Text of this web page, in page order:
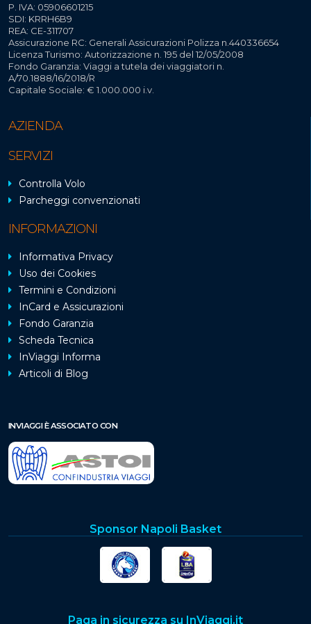
P. IVA: 05906601215
SDI: KRRH6B9
REA: CE-311707
Assicurazione RC: Generali Assicurazioni Polizza n.440336654
Licenza Turismo: Autorizzazione n. 195 del 12/05/2008
Fondo Garanzia: Viaggi a tutela dei viaggiatori n.
A/70.1888/16/2018/R
Capitale Sociale: € 1.000.000 i.v.
AZIENDA
SERVIZI
Controlla Volo
Parcheggi convenzionati
INFORMAZIONI
Informativa Privacy
Uso dei Cookies
Termini e Condizioni
InCard e Assicurazioni
Fondo Garanzia
Scheda Tecnica
InViaggi Informa
Articoli di Blog
INVIAGGI È ASSOCIATO CON
Sponsor Napoli Basket
Paga in sicurezza su InViaggi.it